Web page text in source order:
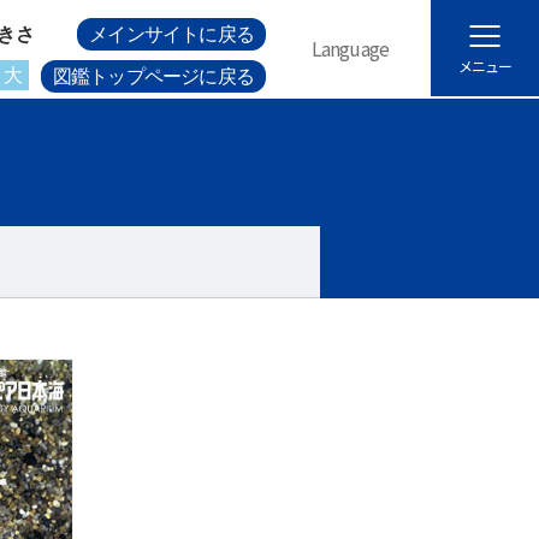
さ
大
メインサイトに戻る
図鑑トップページに戻る
Language
メニュー